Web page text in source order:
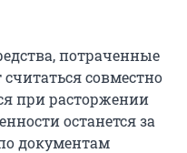
потраченные
совместно
при расторжении
останется за
документам